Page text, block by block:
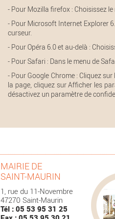
- Pour Mozilla firefox : Choisissez le
- Pour Microsoft Internet Explorer
curseur.
- Pour Opéra 6.0 et au-delà :
- Pour Safari : Dans le menu de
- Pour Google Chrome : Cliquez
la page, cliquez sur Afficher les
désactivez un paramètre de
MAIRIE DE
SAINT-MAURIN
1, rue du 11-Novembre
47270 Saint-Maurin
Tél : 05 53 95 31 25